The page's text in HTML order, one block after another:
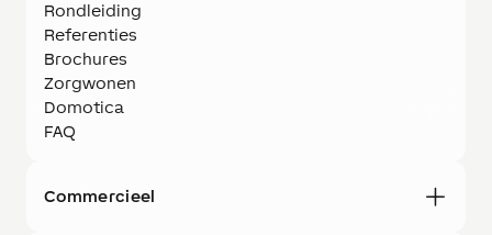
Rondleiding
Referenties
Brochures
Zorgwonen
Domotica
FAQ
Commercieel